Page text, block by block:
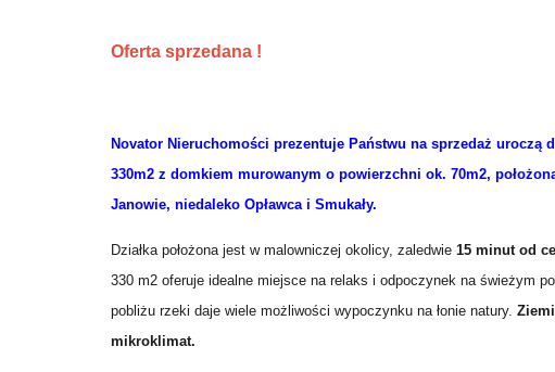
Oferta sprzedana !
Novator Nieruchomości prezentuje Państwu na sprzedaż uroczą
330m2 z domkiem murowanym o powierzchni ok. 70m2,
Janowie, niedaleko Opławca i Smukały.
Działka położona jest w malowniczej okolicy, zaledwie 15 minut od
330 m2 oferuje idealne miejsce na relaks i odpoczynek na świeżym
pobliżu rzeki daje wiele możliwości wypoczynku na łonie natury.
mikroklimat.